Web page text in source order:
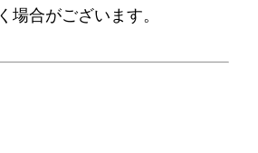
合がございます。